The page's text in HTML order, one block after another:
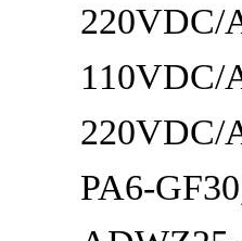
220VDC/
110VDC/
220VDC/
PA6-